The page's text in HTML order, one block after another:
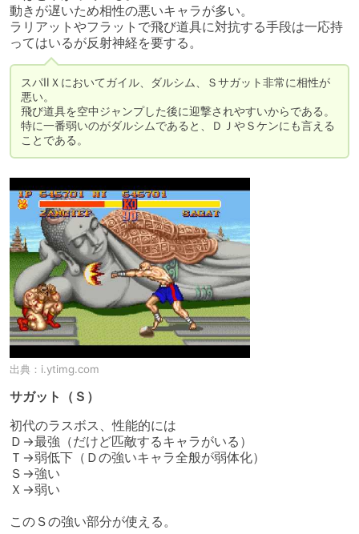
動きが遅いため相性の悪いキャラが多い。
ラリアットやフラットで飛び道具に対抗する手段は一応持
ってはいるが反射神経を要する。
スパⅡＸにおいてガイル、ダルシム、Ｓサガット非常に相性が
悪い。
飛び道具を空中ジャンプした後に迎撃されやすいからである。
特に一番弱いのがダルシムであると、ＤＪやＳケンにも言える
ことである。
出典： i.ytimg.com
サガット（Ｓ）
初代のラスボス、性能的には
Ｄ→最強（だけど匹敵するキャラがいる）
Ｔ→弱低下（Ｄの強いキャラ全般が弱体化）
Ｓ→強い
Ｘ→弱い